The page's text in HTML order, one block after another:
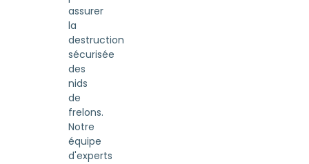
assurer
la
destruction
sécurisée
des
nids
de
frelons.
Notre
équipe
d'experts